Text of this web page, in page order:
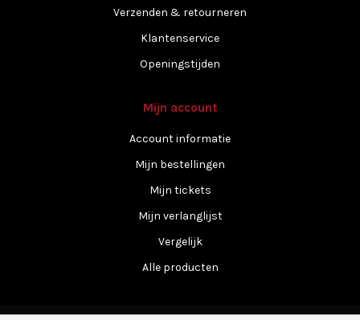
Verzenden & retourneren
Klantenservice
Openingstijden
Mijn account
Account informatie
Mijn bestellingen
Mijn tickets
Mijn verlanglijst
Vergelijk
Alle producten